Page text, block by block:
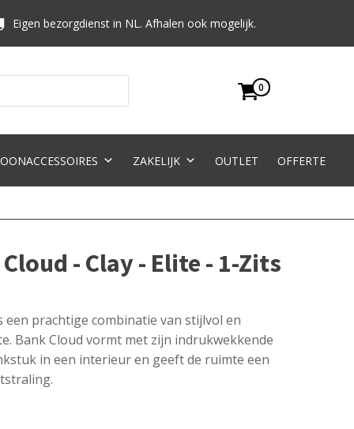
Eigen bezorgdienst in NL. Afhalen ook mogelijk.
0
ZAKELIJK OUTLET OFFERTE
- Clay - Elite - 1-Zits
een prachtige combinatie van stijlvol en
Bank Cloud vormt met zijn indrukwekkende
in een interieur en geeft de ruimte een